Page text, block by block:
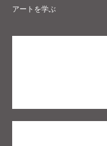
アートを学ぶ